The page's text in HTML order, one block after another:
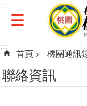
跳到主要內容區塊
:::
首頁 機關通訊
聯絡資訊